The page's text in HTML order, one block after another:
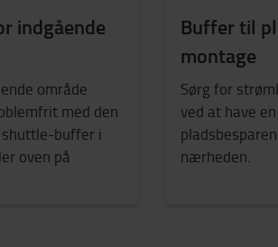
indgående
område
med den
buffer i
oven på
Buffer til
montage
Sørg for
ved at have en
nærheden.